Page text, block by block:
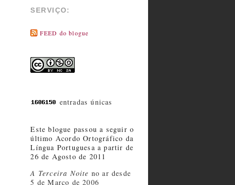
SERVIÇO:
FEED do blogue
entradas únicas
Este blogue passou a seguir o
último Acordo Ortográfico da
Língua Portuguesa a partir de
26 de Agosto de 2011
A Terceira Noite no ar desde
5 de Março de 2006